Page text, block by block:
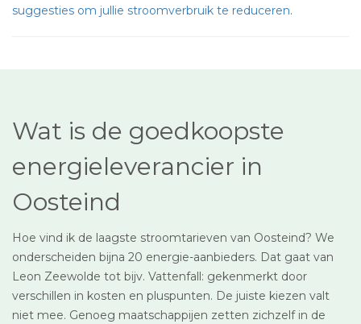
suggesties om jullie stroomverbruik te reduceren.
Wat is de goedkoopste
energieleverancier in
Oosteind
Hoe vind ik de laagste stroomtarieven van Oosteind? We
onderscheiden bijna 20 energie-aanbieders. Dat gaat van
Leon Zeewolde tot bijv. Vattenfall: gekenmerkt door
verschillen in kosten en pluspunten. De juiste kiezen valt
niet mee. Genoeg maatschappijen zetten zichzelf in de